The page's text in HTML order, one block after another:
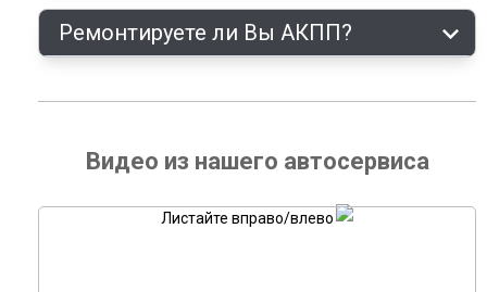
Ремонтируете ли Вы АКПП?
Видео из нашего автосервиса
Листайте вправо/влево